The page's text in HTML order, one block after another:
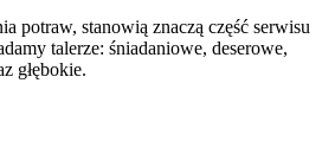
potraw, stanowią znaczą część serwisu
talerze: śniadaniowe, deserowe,
głębokie.